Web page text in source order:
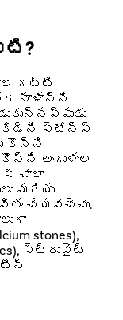
గట్టి
నాళాన్ని
స్టోన్స్
కొన్ని
అంగుళాల
చాలా
మరియు
చేయవచ్చు.
stones),
స్ట్రువైట్